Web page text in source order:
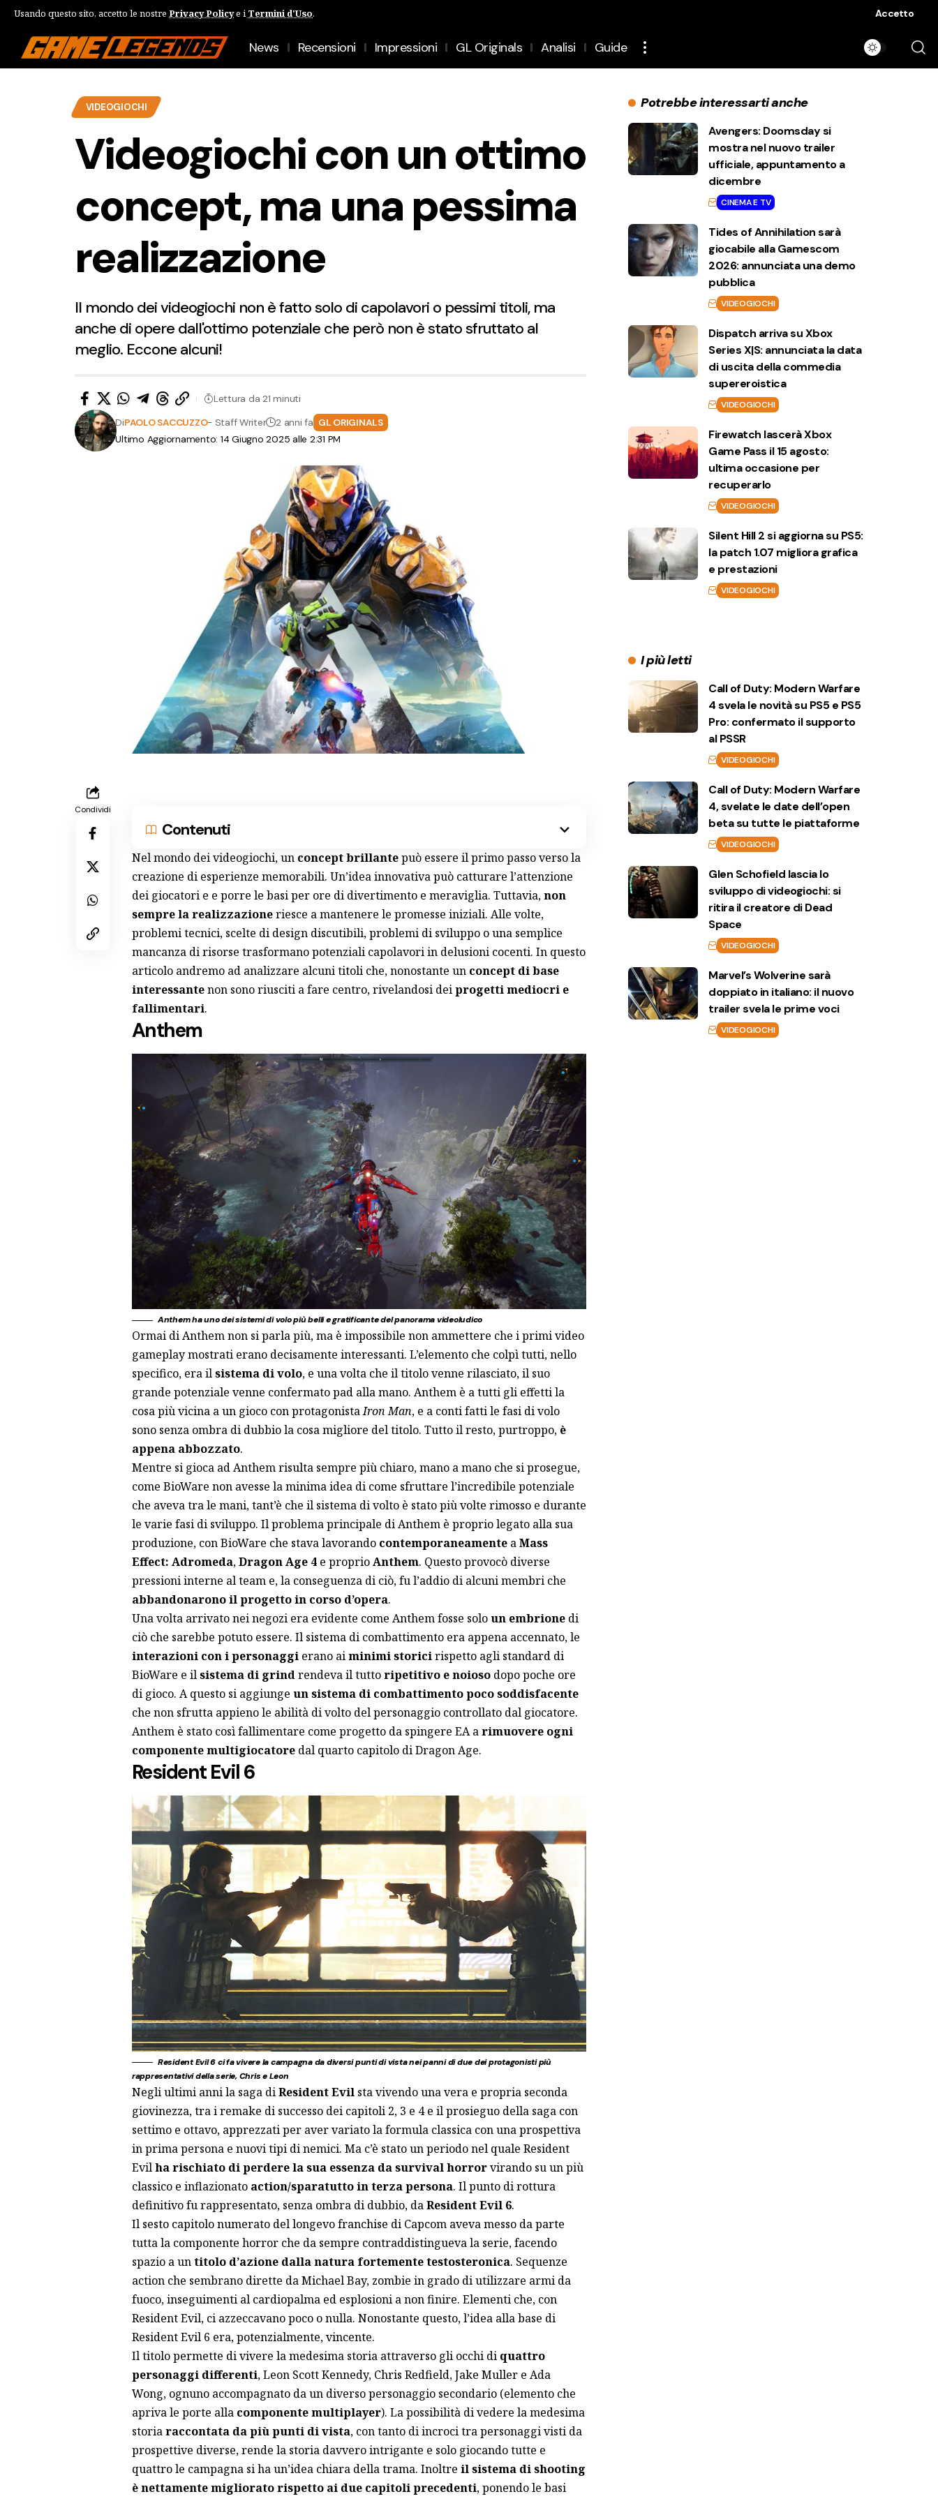
Usando questo sito, accetto le nostre Privacy Policye i Termini d'Uso. Accetto
News Recensioni Impressioni GL Originals Analisi Guide
VIDEOGIOCHI
Videogiochi con un ottimo
concept, ma una pessima
realizzazione
Il mondo dei videogiochi non è fatto solo di capolavori o pessimi titoli, ma
anche di opere dall'ottimo potenziale che però non è stato sfruttato al
meglio. Eccone alcuni!
Ultimo Aggiornamento: 14 Giugno 2025 alle 2:31 PM
DiPAOLO SACCUZZO- Staff Writer 2 anni fa GL ORIGINALS
Lettura da 21 minuti
Condividi
Contenuti
Nel mondo dei videogiochi, un concept brillantepuò essere il primo passo verso la
creazione di esperienze memorabili. Un’idea innovativa può catturare l’attenzione
dei giocatori e e porre le basi per ore di divertimento e meraviglia. Tuttavia,non
sempre la realizzazioneriesce a mantenere le promesse iniziali. Alle volte,
problemi tecnici, scelte di design discutibili, problemi di sviluppo o una semplice
mancanza di risorse trasformano potenziali capolavori in delusioni cocenti. In questo
articolo andremo ad analizzare alcuni titoli che, nonostante un concept di base
interessantenon sono riusciti a fare centro, rivelandosi deiprogetti mediocri e
fallimentari.
Anthem
Anthem ha uno dei sistemi di volo più belli e gratificante del panorama videoludico
Ormai di Anthem non si parla più, ma è impossibile non ammettere che i primi video
gameplay mostrati erano decisamente interessanti. L’elemento che colpì tutti, nello
specifico, era ilsistema di volo, e una volta che il titolo venne rilasciato, il suo
grande potenziale venne confermato pad alla mano. Anthem è a tutti gli effetti la
cosa più vicina a un gioco con protagonistaIron Man, e a conti fatti le fasi di volo
sono senza ombra di dubbio la cosa migliore del titolo. Tutto il resto, purtroppo,è
appena abbozzato.
Mentre si gioca ad Anthem risulta sempre più chiaro, mano a mano che si prosegue,
come BioWare non avesse la minima idea di come sfruttare l’incredibile potenziale
che aveva tra le mani, tant’è che il sistema di volto è stato più volte rimosso e durante
le varie fasi di sviluppo. Il problema principale di Anthem è proprio legato alla sua
produzione, con BioWare che stava lavorandocontemporaneamente aMass
Effect: Adromeda,Dragon Age 4e proprioAnthem. Questo provocò diverse
pressioni interne al team e, la conseguenza di ciò, fu l’addio di alcuni membri che
abbandonarono il progetto in corso d’opera.
Una volta arrivato nei negozi era evidente come Anthem fosse soloun embrionedi
ciò che sarebbe potuto essere. Il sistema di combattimento era appena accennato, le
interazioni con i personaggi erano aiminimi storicirispetto agli standard di
BioWare e ilsistema di grindrendeva il tuttoripetitivo e noioso dopo poche ore
di gioco. A questo si aggiunge un sistema di combattimento poco soddisfacente
che non sfrutta appieno le abilità di volto del personaggio controllato dal giocatore.
Anthem è stato così fallimentare come progetto da spingere EA arimuovere ogni
componente multigiocatoredal quarto capitolo di Dragon Age.
Resident Evil 6
Resident Evil 6 ci fa vivere la campagna da diversi punti di vista nei panni di due dei protagonisti più
rappresentativi della serie, Chris e Leon
Negli ultimi anni la saga diResident Evilsta vivendo una vera e propria seconda
giovinezza, tra i remake di successo dei capitoli 2, 3 e 4 e il prosieguo della saga con
settimo e ottavo, apprezzati per aver variato la formula classica con una prospettiva
in prima persona e nuovi tipi di nemici. Ma c’è stato un periodo nel quale Resident
Evilha rischiato di perdere la sua essenza da survival horrorvirando su un più
classico e inflazionato action/sparatutto in terza persona. Il punto di rottura
definitivo fu rappresentato, senza ombra di dubbio, daResident Evil 6.
Il sesto capitolo numerato del longevo franchise di Capcom aveva messo da parte
tutta la componente horror che da sempre contraddistingueva la serie, facendo
spazio a untitolo d’azione dalla natura fortemente testosteronica. Sequenze
action che sembrano dirette da Michael Bay, zombie in grado di utilizzare armi da
fuoco, inseguimenti al cardiopalma ed esplosioni a non finire. Elementi che, con
Resident Evil, ci azzeccavano poco o nulla. Nonostante questo, l’idea alla base di
Resident Evil 6 era, potenzialmente, vincente.
Il titolo permette di vivere la medesima storia attraverso gli occhi diquattro
personaggi differenti, Leon Scott Kennedy, Chris Redfield, Jake Muller e Ada
Wong, ognuno accompagnato da un diverso personaggio secondario (elemento che
apriva le porte alla componente multiplayer). La possibilità di vedere la medesima
storiaraccontata da più punti di vista, con tanto di incroci tra personaggi visti da
prospettive diverse, rende la storia davvero intrigante e solo giocando tutte e
quattro le campagna si ha un’idea chiara della trama. Inoltre il sistema di shooting
è nettamente migliorato rispetto ai due capitoli precedenti, ponendo le basi
Potrebbe interessarti anche
Avengers: Doomsday si
mostra nel nuovo trailer
ufficiale, appuntamento a
dicembre
CINEMA E TV
Tides of Annihilation sarà
giocabile alla Gamescom
2026: annunciata una demo
pubblica
VIDEOGIOCHI
Dispatch arriva su Xbox
Series X|S: annunciata la data
di uscita della commedia
supereroistica
VIDEOGIOCHI
Firewatch lascerà Xbox
Game Pass il 15 agosto:
ultima occasione per
recuperarlo
VIDEOGIOCHI
Silent Hill 2 si aggiorna su PS5:
la patch 1.07 migliora grafica
e prestazioni
VIDEOGIOCHI
I più letti
Call of Duty: Modern Warfare
4 svela le novità su PS5 e PS5
Pro: confermato il supporto
al PSSR
VIDEOGIOCHI
Call of Duty: Modern Warfare
4, svelate le date dell’open
beta su tutte le piattaforme
VIDEOGIOCHI
Glen Schofield lascia lo
sviluppo di videogiochi: si
ritira il creatore di Dead
Space
VIDEOGIOCHI
Marvel’s Wolverine sarà
doppiato in italiano: il nuovo
trailer svela le prime voci
VIDEOGIOCHI